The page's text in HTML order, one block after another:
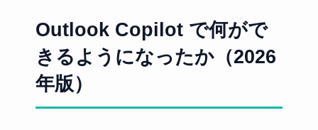
Outlook Copilot で何がで
きるようになったか（2026
年版）